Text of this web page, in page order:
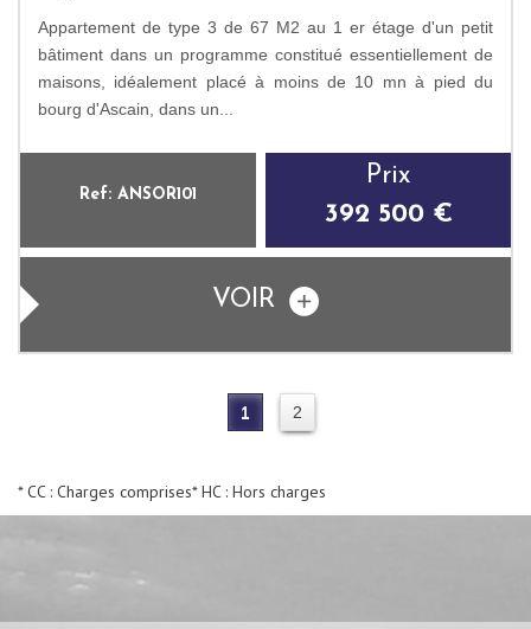
Appartement de type 3 de 67 M2 au 1 er étage d'un petit
bâtiment dans un programme constitué essentiellement de
maisons, idéalement placé à moins de 10 mn à pied du
bourg d'Ascain, dans un...
Ref: ANSOR101
Prix
392 500 €
VOIR
1 2
* CC : Charges comprises* HC : Hors charges